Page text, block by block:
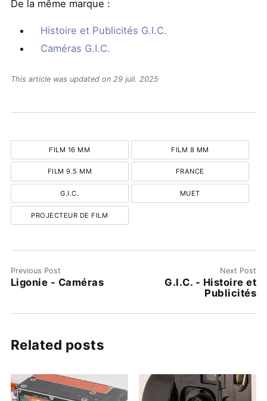
De la même marque :
Histoire et Publicités G.I.C.
Caméras G.I.C.
This article was updated on 29 juil. 2025
FILM 16 MM FILM 8 MM
FILM 9.5 MM FRANCE
G.I.C. MUET
PROJECTEUR DE FILM
Previous Post
Ligonie - Caméras
Next Post
G.I.C. - Histoire et
Publicités
Related posts